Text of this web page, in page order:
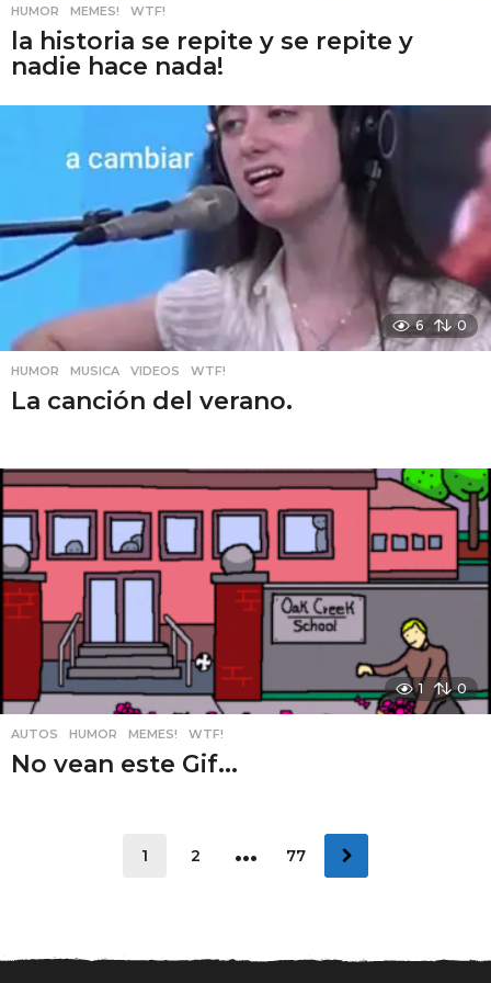
HUMOR ,MEMES! ,WTF!
la historia se repite y se repite y
nadie hace nada!
6 0
HUMOR ,MUSICA ,VIDEOS ,WTF!
La canción del verano.
1 0
AUTOS ,HUMOR ,MEMES! ,WTF!
No vean este Gif...
1 2 … 77